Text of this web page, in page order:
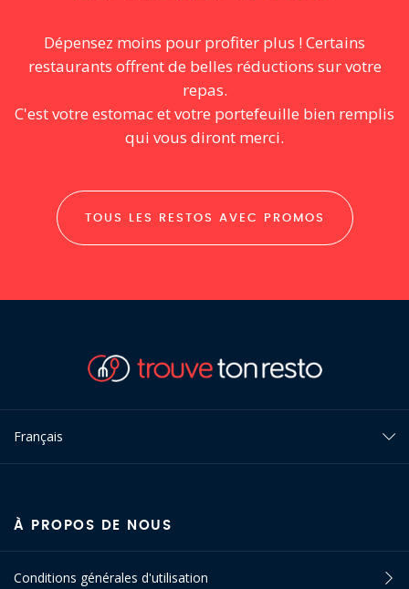
Dépensez moins pour profiter plus ! Certains
restaurants offrent de belles réductions sur votre
repas.
C'est votre estomac et votre portefeuille bien remplis
qui vous diront merci.
TOUS LES RESTOS AVEC PROMOS
Français
À PROPOS DE NOUS
Conditions générales d'utilisation